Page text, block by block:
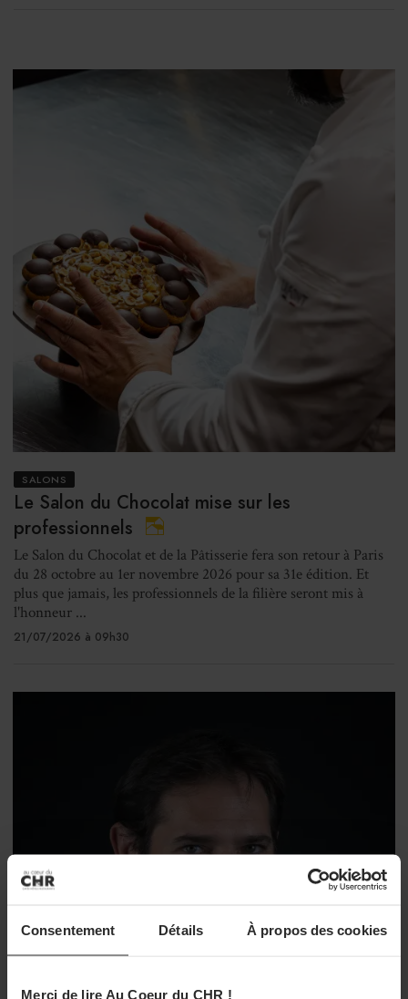
Consentement Détails À propos des cookies
Merci de lire Au Coeur du CHR !
SALONS
Le Salon du Chocolat mise sur les
professionnels
Le Salon du Chocolat et de la Pâtisserie fera son retour à Paris
du 28 octobre au 1er novembre 2026 pour sa 31e édition. Et
plus que jamais, les professionnels de la filière seront mis à
l'honneur ...
21/07/2026 à 09h30